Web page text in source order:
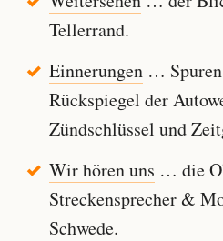
Tellerrand.
Einnerungen…
Rückspiegel der
Zündschlüssel und
Wir hören uns … die
Streckensprecher &
Schwede.